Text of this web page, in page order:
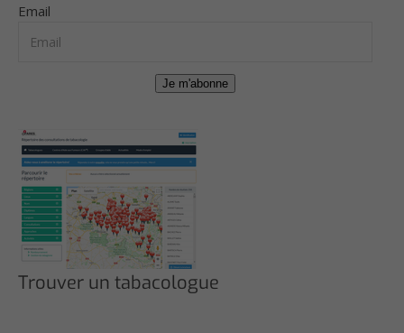
Email
Je m'abonne
Trouver un tabacologue